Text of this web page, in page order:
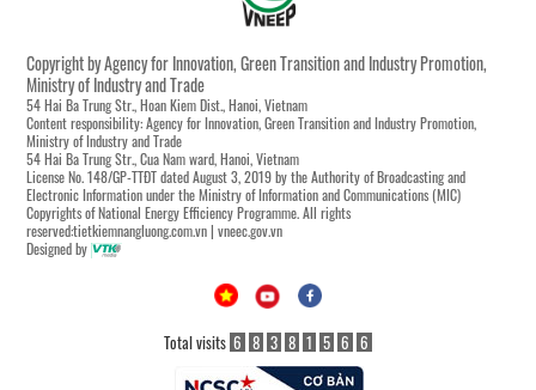
Copyright by Agency for Innovation, Green Transition and Industry Promotion,
Ministry of Industry and Trade
54 Hai Ba Trung Str., Hoan Kiem Dist., Hanoi, Vietnam
Content responsibility: Agency for Innovation, Green Transition and Industry Promotion,
Ministry of Industry and Trade
54 Hai Ba Trung Str., Cua Nam ward, Hanoi, Vietnam
License No. 148/GP-TTĐT dated August 3, 2019 by the Authority of Broadcasting and
Electronic Information under the Ministry of Information and Communications (MIC)
Copyrights of National Energy Efficiency Programme. All rights
reserved:tietkiemnangluong.com.vn | vneec.gov.vn
Designed by
Total visits 6 8 3 8 1 5 6 6